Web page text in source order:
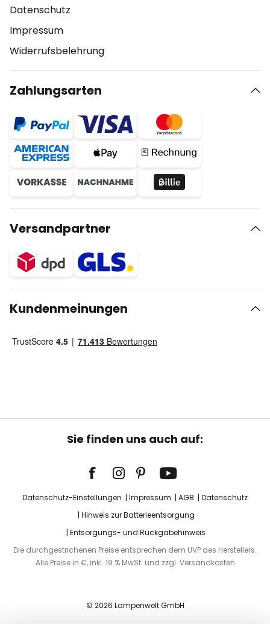
Datenschutz
Impressum
Widerrufsbelehrung
Zahlungsarten
Versandpartner
Kundenmeinungen
Sie finden uns auch auf:
Datenschutz-Einstellungen Impressum AGB
Datenschutz
Hinweis zur Batterieentsorgung
Entsorgungs- und Rückgabehinweis
Die durchgestrichenen Preise entsprechen dem UVP des Herstellers.
Alle Preise in €, inkl. 19 % MwSt. und zzgl. Versandkosten
© 2026 Lampenwelt GmbH